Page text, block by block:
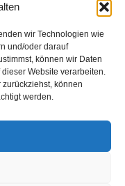
wir Technologien wie
und/oder darauf
können wir Daten
Website verarbeiten.
können
werden.
katıldı. Ama Gülden zaman